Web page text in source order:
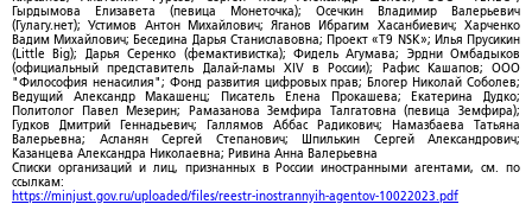
Гырдымова Елизавета (певица Монеточка); Осечкин Владимир Валерьевич
(Гулагу.нет); Устимов Антон Михайлович; Яганов Ибрагим Хасанбиевич; Харченко
Вадим Михайлович; Беседина Дарья Станиславовна; Проект «T9 NSK»; Илья Прусикин
(Little Big); Дарья Серенко (фемактивистка); Фидель Агумава; Эрдни Омбадыков
(официальный представитель Далай-ламы XIV в России); Рафис Кашапов; ООО
"Философия ненасилия"; Фонд развития цифровых прав; Блогер Николай Соболев;
Ведущий Александр Макашенц; Писатель Елена Прокашева; Екатерина Дудко;
Политолог Павел Мезерин; Рамазанова Земфира Талгатовна (певица Земфира);
Гудков Дмитрий Геннадьевич; Галлямов Аббас Радикович; Намазбаева Татьяна
Валерьевна; Асланян Сергей Степанович; Шпилькин Сергей Александрович;
Казанцева Александра Николаевна; Ривина Анна Валерьевна
Списки организаций и лиц, признанных в России иностранными агентами, см. по
ссылкам:
https://minjust.gov.ru/uploaded/files/reestr-inostrannyih-agentov-10022023.pdf